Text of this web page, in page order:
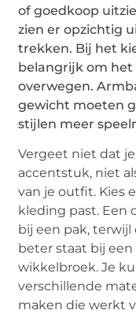
of goedkoop
zien er opzichtig
trekken. Bij het
belangrijk om het
overwegen.
gewicht moeten
stijlen meer
Vergeet niet dat
accentstuk, niet
van je outfit. Kies
kleding past. Een
bij een pak,
beter staat bij
wikkelbroek. Je
verschillende
maken die werkt